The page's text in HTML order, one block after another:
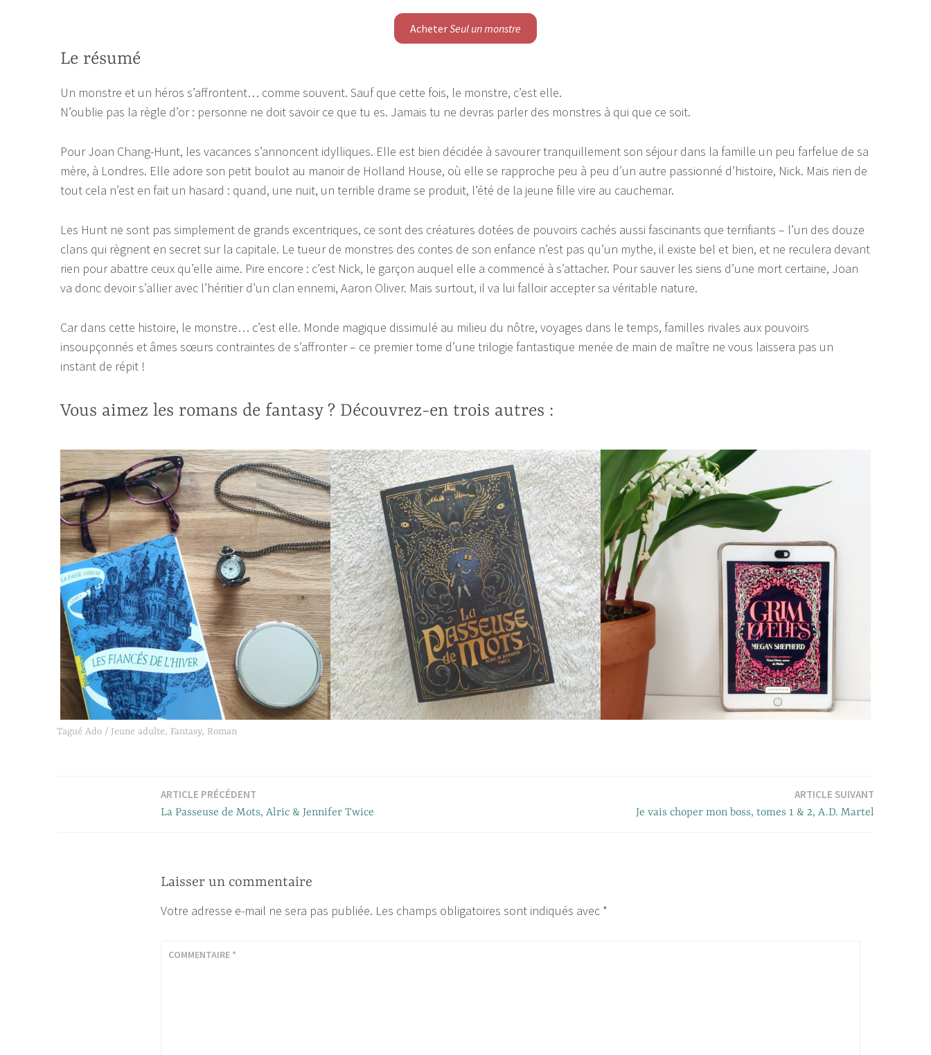
AcheterSeul un monstre
Le résumé
Un monstre et un héros s’affrontent… comme souvent. Sauf que cette fois, le monstre, c’est elle.
N’oublie pas la règle d’or : personne ne doit savoir ce que tu es. Jamais tu ne devras parler des monstres à qui que ce soit.
Pour Joan Chang-Hunt, les vacances s’annoncent idylliques. Elle est bien décidée à savourer tranquillement son séjour dans la famille un peu farfelue de sa
mère, à Londres. Elle adore son petit boulot au manoir de Holland House, où elle se rapproche peu à peu d’un autre passionné d’histoire, Nick. Mais rien de
tout cela n’est en fait un hasard : quand, une nuit, un terrible drame se produit, l’été de la jeune fille vire au cauchemar.
Les Hunt ne sont pas simplement de grands excentriques, ce sont des créatures dotées de pouvoirs cachés aussi fascinants que terrifiants – l’un des douze
clans qui règnent en secret sur la capitale. Le tueur de monstres des contes de son enfance n’est pas qu’un mythe, il existe bel et bien, et ne reculera devant
rien pour abattre ceux qu’elle aime. Pire encore : c’est Nick, le garçon auquel elle a commencé à s’attacher. Pour sauver les siens d’une mort certaine, Joan
va donc devoir s’allier avec l’héritier d’un clan ennemi, Aaron Oliver. Mais surtout, il va lui falloir accepter sa véritable nature.
Car dans cette histoire, le monstre… c’est elle. Monde magique dissimulé au milieu du nôtre, voyages dans le temps, familles rivales aux pouvoirs
insoupçonnés et âmes sœurs contraintes de s’affronter – ce premier tome d’une trilogie fantastique menée de main de maître ne vous laissera pas un
instant de répit !
Vous aimez les romans de fantasy ? Découvrez-en trois autres :
Tagué Ado / Jeune adulte, Fantasy, Roman
ARTICLE PRÉCÉDENT
La Passeuse de Mots, Alric & Jennifer Twice
ARTICLE SUIVANT
Je vais choper mon boss, tomes 1 & 2, A.D. Martel
Laisser un commentaire
Votre adresse e-mail ne sera pas publiée. Les champs obligatoires sont indiqués avec *
COMMENTAIRE *